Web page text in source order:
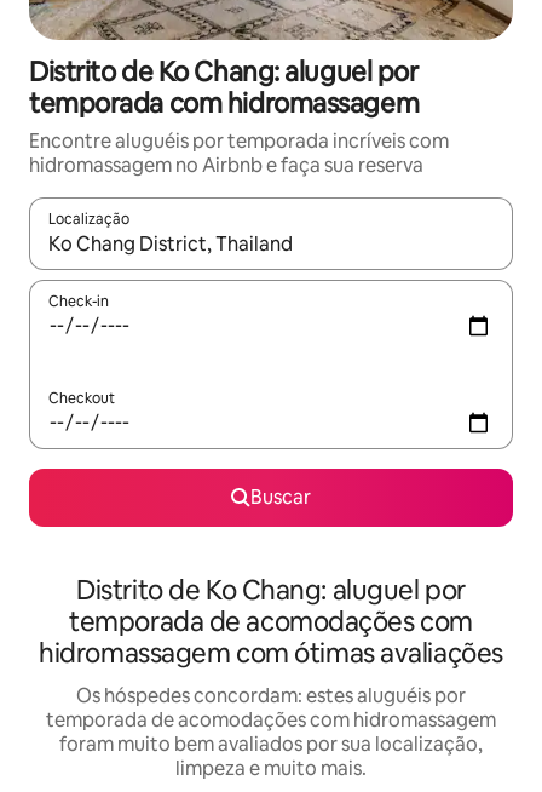
Distrito de Ko Chang: aluguel por
temporada com hidromassagem
Encontre aluguéis por temporada incríveis com
hidromassagem no Airbnb e faça sua reserva
Localização
Quando os resultados estiverem disponíveis, explore-os
Check-in
Checkout
Buscar
Distrito de Ko Chang: aluguel por
temporada de acomodações com
hidromassagem com ótimas avaliações
Os hóspedes concordam: estes aluguéis por
temporada de acomodações com hidromassagem
foram muito bem avaliados por sua localização,
limpeza e muito mais.